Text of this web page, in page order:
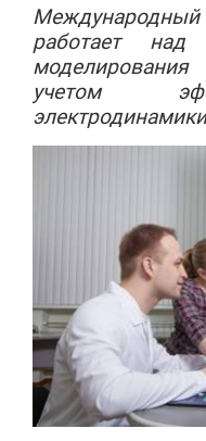
работает над
учетом